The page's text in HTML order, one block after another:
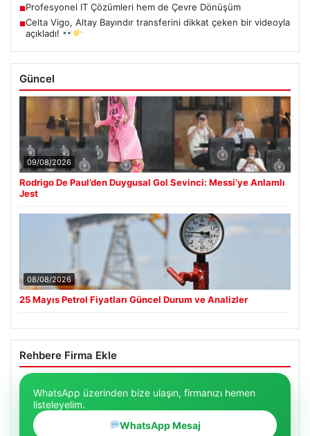
■Profesyonel IT Çözümleri hem de Çevre Dönüşüm
■Celta Vigo, Altay Bayındır transferini dikkat çeken bir videoyla
açıkladı!
Güncel
09/08/2026
Rodrigo De Paul’den Duygusal Gol Sevinci: Messi’ye Anlamlı
Jest
08/08/2026
25 Mayıs Petrol Fiyatları Güncel Durum ve Analizler
Rehbere Firma Ekle
WhatsApp üzerinden bize ulaşın, firmanızı hemen
listeleyelim.
WhatsApp Mesaj